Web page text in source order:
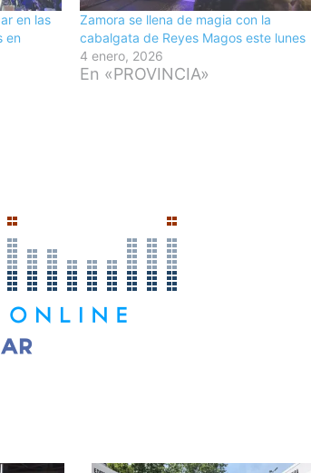
en las
en
Zamora se llena de magia con la
cabalgata de Reyes Magos este lunes
4 enero, 2026
En «PROVINCIA»